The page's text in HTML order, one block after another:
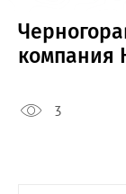
компания
3